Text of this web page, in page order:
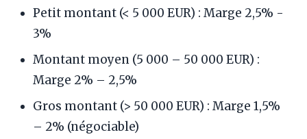
Petit montant (< 5 000 EUR) : Marge 2,5% -
3%
Montant moyen (5 000 – 50 000 EUR) :
Marge 2% – 2,5%
Gros montant (> 50 000 EUR) : Marge 1,5%
– 2% (négociable)